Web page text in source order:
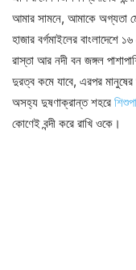
আমার সামনে, আমাকে অগ্যতা
হাজার বর্গমাইলের বাংলাদেশে
রাস্তা আর নদী বন জঙ্গল
দুরত্ব কমে যাবে, এরপর মানুষের
অসহ্য দুষণাক্রান্ত শহরে
কোণেই বন্দী করে রাখি ওকে।